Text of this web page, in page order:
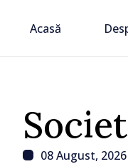
Acasă
08 August, 2026